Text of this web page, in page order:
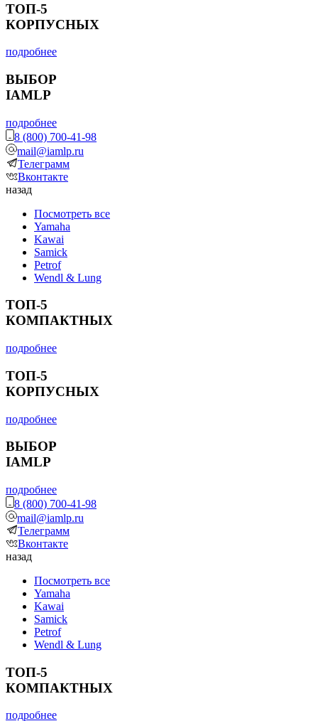
ТОП-5
КОРПУСНЫХ
подробнее
ВЫБОР
IAMLP
подробнее
8 (800) 700-41-98
mail@iamlp.ru
Телеграмм
Вконтакте
назад
Посмотреть все
Yamaha
Kawai
Samick
Petrof
Wendl & Lung
ТОП-5
КОМПАКТНЫХ
подробнее
ТОП-5
КОРПУСНЫХ
подробнее
ВЫБОР
IAMLP
подробнее
8 (800) 700-41-98
mail@iamlp.ru
Телеграмм
Вконтакте
назад
Посмотреть все
Yamaha
Kawai
Samick
Petrof
Wendl & Lung
ТОП-5
КОМПАКТНЫХ
подробнее